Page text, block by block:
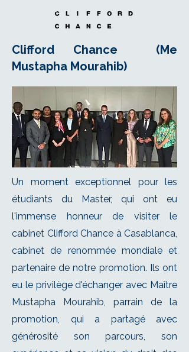
Clifford Chance (Me
Mustapha Mourahib)
Un moment exceptionnel pour les
étudiants du Master, qui ont eu
l'immense honneur de visiter le
cabinet Clifford Chance à Casablanca,
cabinet de renommée mondiale et
partenaire de notre promotion. Ils ont
eu le privilège d'échanger avec Maître
Mustapha Mourahib, parrain de la
promotion, qui a partagé avec
générosité son parcours, son